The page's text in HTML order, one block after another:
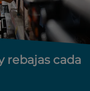
rebajas cada